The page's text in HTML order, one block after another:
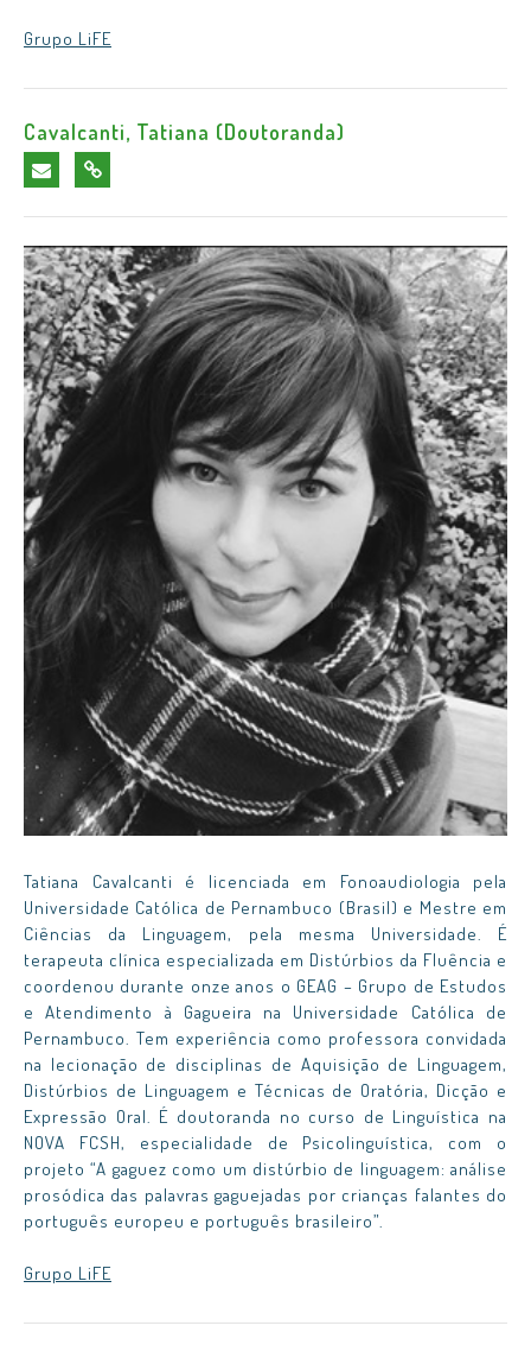
Grupo LiFE
Cavalcanti, Tatiana (Doutoranda)
Tatiana Cavalcanti é licenciada em Fonoaudiologia pela
Universidade Católica de Pernambuco (Brasil) e Mestre em
Ciências da Linguagem, pela mesma Universidade. É
terapeuta clínica especializada em Distúrbios da Fluência e
coordenou durante onze anos o GEAG – Grupo de Estudos
e Atendimento à Gagueira na Universidade Católica de
Pernambuco. Tem experiência como professora convidada
na lecionação de disciplinas de Aquisição de Linguagem,
Distúrbios de Linguagem e Técnicas de Oratória, Dicção e
Expressão Oral. É doutoranda no curso de Linguística na
NOVA FCSH, especialidade de Psicolinguística, com o
projeto “A gaguez como um distúrbio de linguagem: análise
prosódica das palavras gaguejadas por crianças falantes do
português europeu e português brasileiro”.
Grupo LiFE